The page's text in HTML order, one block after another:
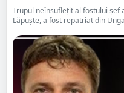
Trupul neînsuflețit al fostului șef
Lăpuște, a fost repatriat din